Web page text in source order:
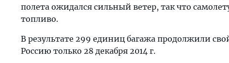
полета ожидался сильный ветер, так что
топливо.
В результате 299 единиц багажа продолжили
Россию только 28 декабря 2014 г.